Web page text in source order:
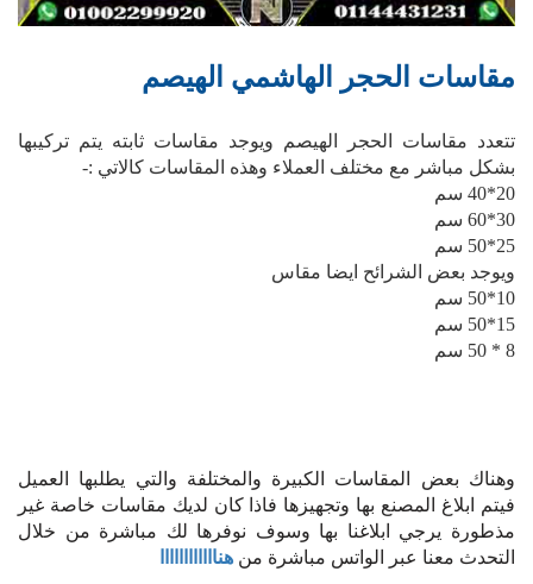
مقاسات الحجر الهاشمي الهيصم
تتعدد مقاسات الحجر الهيصم ويوجد مقاسات ثابته يتم تركيبها
بشكل مباشر مع مختلف العملاء وهذه المقاسات كالاتي :-
20*40 سم
30*60 سم
25*50 سم
ويوجد بعض الشرائح ايضا مقاس
10*50 سم
15*50 سم
8 * 50 سم
وهناك بعض المقاسات الكبيرة والمختلفة والتي يطلبها العميل
فيتم ابلاغ المصنع بها وتجهيزها فاذا كان لديك مقاسات خاصة غير
مذطورة يرجي ابلاغنا بها وسوف نوفرها لك مباشرة من خلال
التحدث معنا عبر الواتس مباشرة من هناااااااااااا